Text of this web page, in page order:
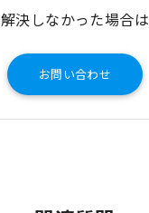
解決しなかった場合は
お問い合わせ